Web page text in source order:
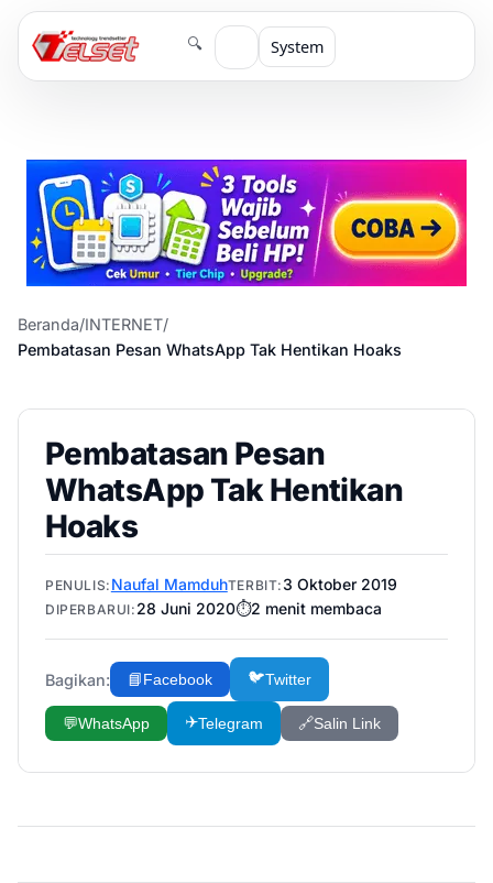
🔍 System
Beranda/INTERNET/
Pembatasan Pesan WhatsApp Tak Hentikan Hoaks
Pembatasan Pesan
WhatsApp Tak Hentikan
Hoaks
PENULIS: Naufal MamduhTERBIT: 3 Oktober 2019
DIPERBARUI: 28 Juni 2020⏱️2 menit membaca
Bagikan: 📘Facebook 🐦Twitter
💬WhatsApp ✈️Telegram 🔗Salin Link